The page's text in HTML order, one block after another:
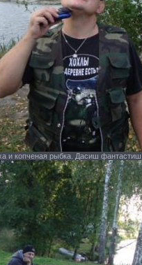
и копченая рыбка. Дасиш фантастиш.